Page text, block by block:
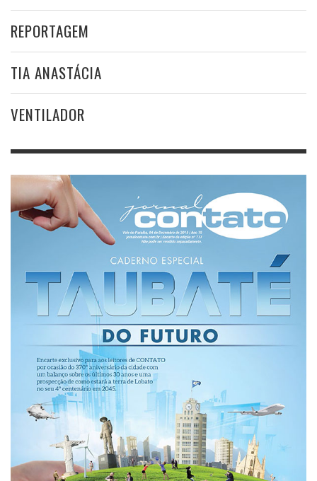
REPORTAGEM
TIA ANASTÁCIA
VENTILADOR